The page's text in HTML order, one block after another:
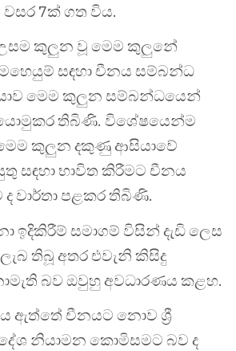
7ක් ගත විය.
කුලුන වූ මෙම කුලුනේ
සඳහා චීනය සම්බන්ධ
මෙම කුලුන සම්බන්ධයෙන්
යොමුකර තිබිණි. විශේෂයෙන්ම
කුලුන දකුණු ආසියාවේ
සඳහා භාවිත කිරීමට චීනය
වාර්තා පළකර තිබිණි.
ඉදිකිරීම් සමාගම් විසින් දැඩි ලෙස
තිබූ අතර එවැනි කිසිදු
බව ඔවුහු අවධාරණය කළහ.
ඇත්තේ චීනයට නොව ශ්‍රී
නියාමන කොමිසමට බව ද